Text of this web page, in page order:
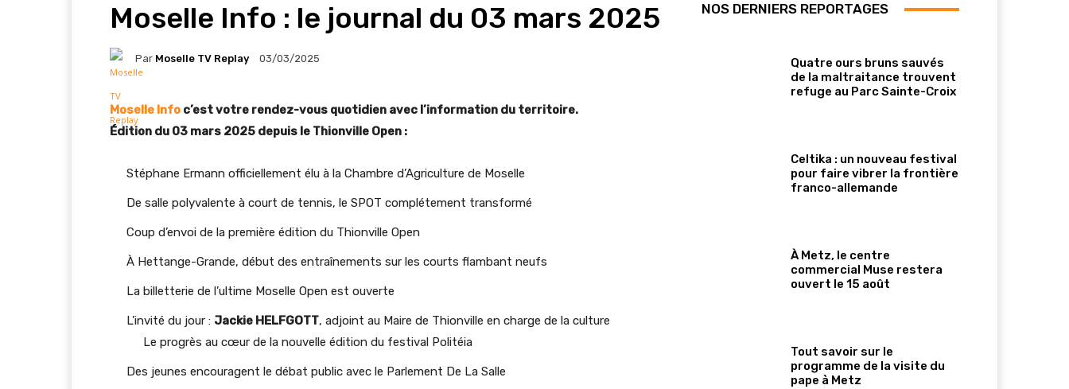
Moselle Info : le journal du 03 mars 2025
Par Moselle TV Replay 03/03/2025
Moselle Info c’est votre rendez-vous quotidien avec l’information du territoire.
Édition du 03 mars 2025 depuis le Thionville Open :
Stéphane Ermann officiellement élu à la Chambre d’Agriculture de Moselle
De salle polyvalente à court de tennis, le SPOT complétement transformé
Coup d’envoi de la première édition du Thionville Open
À Hettange-Grande, début des entraînements sur les courts flambant neufs
La billetterie de l’ultime Moselle Open est ouverte
L’invité du jour : Jackie HELFGOTT, adjoint au Maire de Thionville en charge de la culture
Le progrès au cœur de la nouvelle édition du festival Politéia
Des jeunes encouragent le débat public avec le Parlement De La Salle
NOS DERNIERS REPORTAGES
Quatre ours bruns sauvés
de la maltraitance trouvent
refuge au Parc Sainte-Croix
Celtika : un nouveau festival
pour faire vibrer la frontière
franco-allemande
À Metz, le centre
commercial Muse restera
ouvert le 15 août
Tout savoir sur le
programme de la visite du
pape à Metz